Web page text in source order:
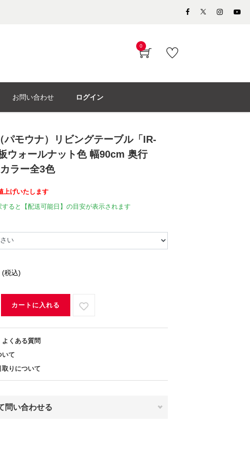
0
お問い合わせ ログイン
パモウナ）リビングテーブル「IR-
ウォールナット色 幅90cm 奥行
ラー全3色
上げいたします
ると【配送可能日】の目安が表示されます
(税込)
カートに入れる
くある質問
いて
りについて
問い合わせる